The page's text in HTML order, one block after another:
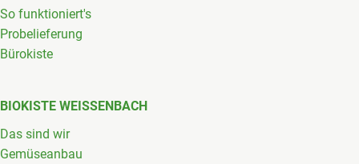
So funktioniert's
Probelieferung
Bürokiste
BIOKISTE WEISSENBACH
Das sind wir
Gemüseanbau